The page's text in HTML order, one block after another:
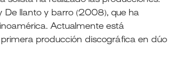
De llanto y barro (2008), que ha
Actualmente está
producción discográfica en dúo